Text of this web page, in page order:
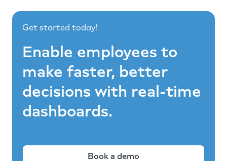
Get started today!
Enable employees to
make faster, better
decisions with real-time
dashboards.
Book a demo